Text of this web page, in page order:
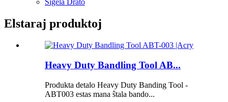
Sigela Drato
Elstaraj produktoj
Heavy Duty Bandling Tool AB...
Produkta detalo Heavy Duty Banding Tool -
ABT003 estas mana ŝtala bando...